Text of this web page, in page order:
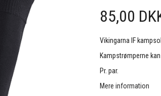
85,00
Vikingarna IF
Kampstrømperne
Pr. par.
Mere information